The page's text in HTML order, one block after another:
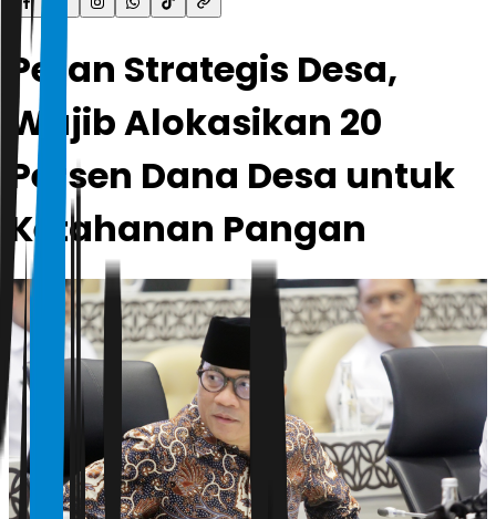
Peran Strategis Desa,
Wajib Alokasikan 20
Persen Dana Desa untuk
Ketahanan Pangan